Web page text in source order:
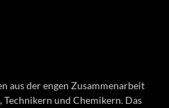
aus der engen Zusammenarbeit
und Chemikern. Das